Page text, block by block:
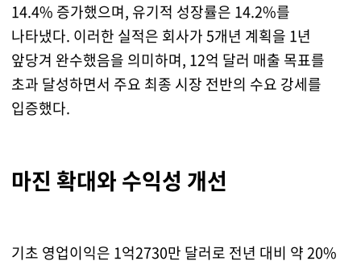
14.4% 증가했으며, 유기적 성장률은 14.2%를
나타냈다. 이러한 실적은 회사가 5개년 계획을 1년
앞당겨 완수했음을 의미하며, 12억 달러 매출 목표를
초과 달성하면서 주요 최종 시장 전반의 수요 강세를
입증했다.
마진 확대와 수익성 개선
기초 영업이익은 1억2730만 달러로 전년 대비 약 20%